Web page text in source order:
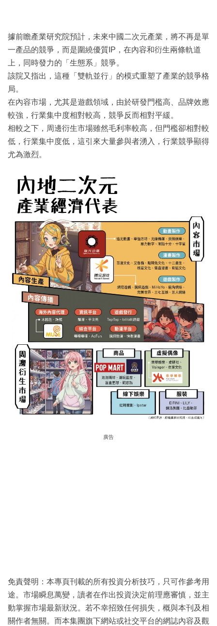
據前瞻產業研究院預計，未來中國二次元產業，將不再是單
一產品的競爭，而是圍繞優質IP，在內容和衍生兩條軌道
上，同時發力的「生態系」競爭。
該院又指出，這種「雙軌並行」的模式重塑了產業的競爭格
局。
在內容市場，尤其是遊戲領域，由於研發門檻高、品牌效應
較強，行業集中度相對較高，競爭反而相對平緩。
相較之下，周邊衍生市場雖然毛利率較高，但門檻卻相對較
低，行業集中度低，這引來大量參與者湧入，行業競爭顯得
尤為激烈。
廣告
免責聲明：本專頁刊載的所有投資分析技巧，只可作參考用
途。市場瞬息萬變，讀者在作出投資決定前理應審慎，並主
動掌握市場最新狀況。若不幸招致任何損失，概與本刊及相
關作者無關。而本集團旗下網站或社交平台的網誌內容及觀